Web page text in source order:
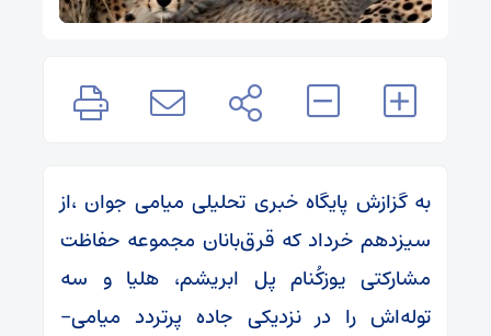
به گزازش پایگاه خبری تحلیلی میامی جوان ،از
سیزدهم خرداد که قرق‌بانان مجموعه حفاظت
مشارکتی یوزکُنام پل ابریشم، هلیا و سه
توله‌اش را در نزدیکی جاده پرتردد میامی-